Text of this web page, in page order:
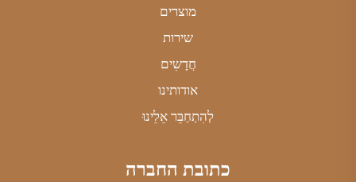
מוצרים
שירות
חֲדָשִים
אודותינו
לְהִתְחַבֵּר אֵלֵינוּ
כתובת החברה